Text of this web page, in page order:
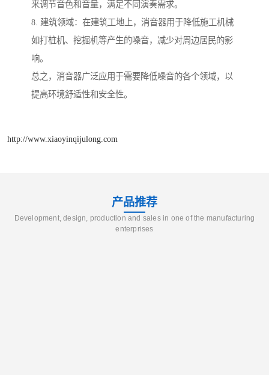
来调节音色和音量，满足不同演奏需求。
8. 建筑领域：在建筑工地上，消音器用于降低施工机械
如打桩机、挖掘机等产生的噪音，减少对周边居民的影
响。
总之，消音器广泛应用于需要降低噪音的各个领域，以
提高环境舒适性和安全性。
http://www.xiaoyinqijulong.com
产品推荐
Development, design, production and sales in one of the manufacturing
enterprises